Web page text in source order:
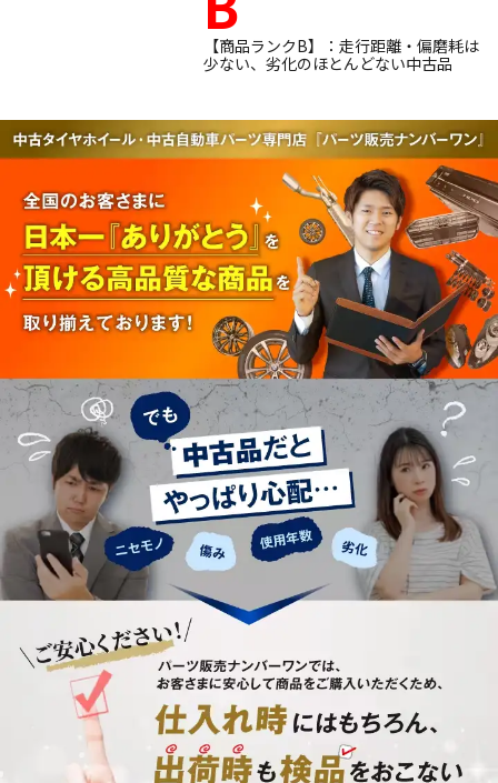
【商品ランクB】：走行距離・偏磨耗は
少ない、劣化のほとんどない中古品